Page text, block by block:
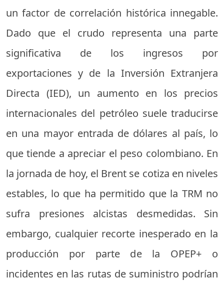
un factor de correlación histórica innegable.
Dado que el crudo representa una parte
significativa de los ingresos por
exportaciones y de la Inversión Extranjera
Directa (IED), un aumento en los precios
internacionales del petróleo suele traducirse
en una mayor entrada de dólares al país, lo
que tiende a apreciar el peso colombiano. En
la jornada de hoy, el Brent se cotiza en niveles
estables, lo que ha permitido que la TRM no
sufra presiones alcistas desmedidas. Sin
embargo, cualquier recorte inesperado en la
producción por parte de la OPEP+ o
incidentes en las rutas de suministro podrían